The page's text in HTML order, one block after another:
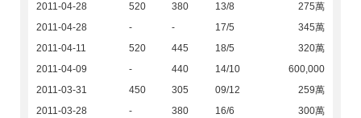
2011-04-28
520 380 13/8
275萬
2011-04-28
- - 17/5
345萬
2011-04-11
520 445 18/5
320萬
2011-04-09
- 440 14/10
600,000
2011-03-31
450 305 09/12
259萬
2011-03-28
- 380 16/6
300萬